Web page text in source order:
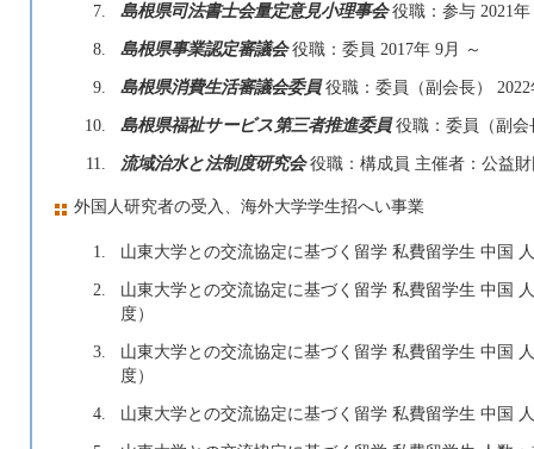
7.
島根県司法書士会量定意見小理事会役職：参与 2021
8.
島根県事業認定審議会役職：委員 2017年 9月 ～
9.
島根県消費生活審議会委員役職：委員（副会長） 2022
10.
島根県福祉サービス第三者推進委員役職：委員（副会
11.
流域治水と法制度研究会役職：構成員 主催者：公益財
外国人研究者の受入、海外大学学生招へい事業
1.
山東大学との交流協定に基づく留学 私費留学生 中国
2.
山東大学との交流協定に基づく留学 私費留学生 中国
度）
3.
山東大学との交流協定に基づく留学 私費留学生 中国
度）
4.
山東大学との交流協定に基づく留学 私費留学生 中国